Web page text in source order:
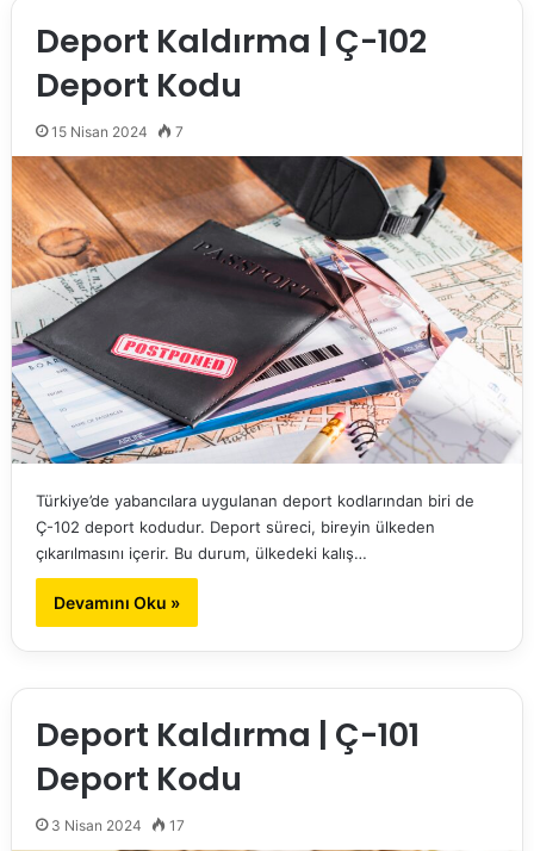
Deport Kaldırma | Ç-102
Deport Kodu
15 Nisan 2024 7
Türkiye’de yabancılara uygulanan deport kodlarından biri de
Ç-102 deport kodudur. Deport süreci, bireyin ülkeden
çıkarılmasını içerir. Bu durum, ülkedeki kalış…
Devamını Oku »
Deport Kaldırma | Ç-101
Deport Kodu
3 Nisan 2024 17